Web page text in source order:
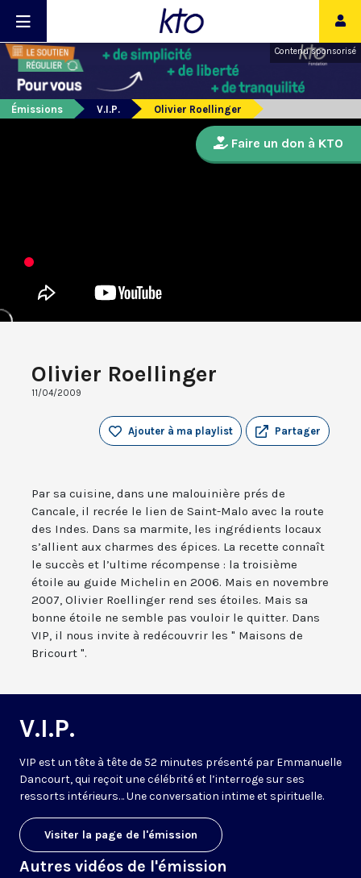
Contenu sponsorisé
Émissions V.I.P. Olivier Roellinger
Olivier Roellinger
11/04/2009
Partager
Ajouter à ma playlist
Par sa cuisine, dans une malouinière prés de
Cancale, il recrée le lien de Saint-Malo avec la route
des Indes. Dans sa marmite, les ingrédients locaux
s’allient aux charmes des épices. La recette connaît
le succès et l’ultime récompense : la troisième
étoile au guide Michelin en 2006. Mais en novembre
2007, Olivier Roellinger rend ses étoiles. Mais sa
bonne étoile ne semble pas vouloir le quitter. Dans
VIP, il nous invite à redécouvrir les " Maisons de
Bricourt ".
V.I.P.
VIP est un tête à tête de 52 minutes présenté par Emmanuelle
Dancourt, qui reçoit une célébrité et l’interroge sur ses
ressorts intérieurs… Une conversation intime et spirituelle.
Visiter la page de l'émission
Autres vidéos de l'émission
Faire un don à KTO